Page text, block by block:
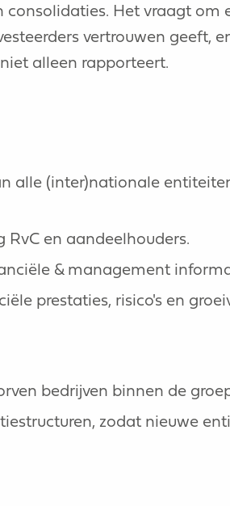
Het vraagt
vertrouwen geeft,
alleen rapporteert.
alle (inter)nationale
en aandeelhouders.
& management
prestaties, risico's en
bedrijven binnen de
zodat nieuwe